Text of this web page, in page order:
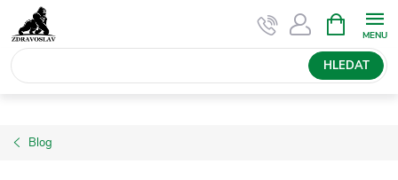
na
obsah
HLEDAT
NÁKUPNÍ
KOŠÍK
Blog